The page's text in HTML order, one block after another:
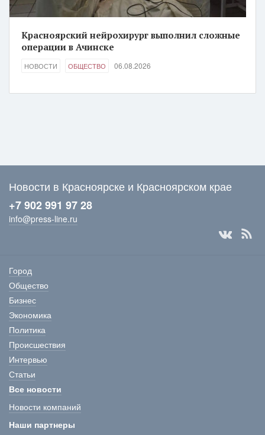
Красноярский нейрохирург выполнил сложные
операции в Ачинске
НОВОСТИ ОБЩЕСТВО 06.08.2026
Новости в Красноярске и Красноярском крае
+7 902 991 97 28
info@press-line.ru
Город
Общество
Бизнес
Экономика
Политика
Происшествия
Интервью
Статьи
Все новости
Новости компаний
Наши партнеры